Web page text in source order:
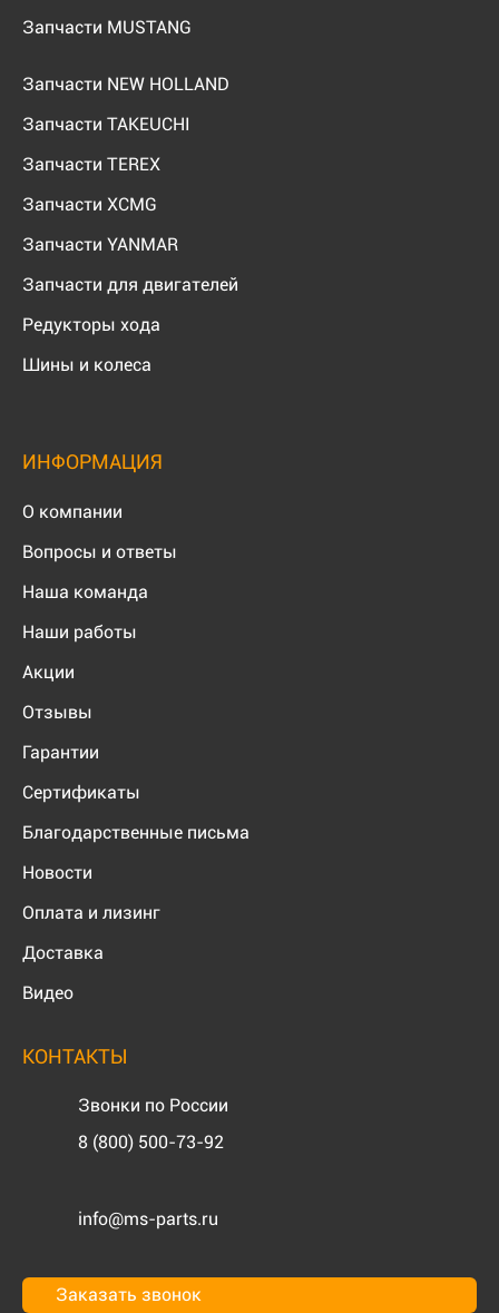
Запчасти MUSTANG
Запчасти NEW HOLLAND
Запчасти TAKEUCHI
Запчасти TEREX
Запчасти XCMG
Запчасти YANMAR
Запчасти для двигателей
Редукторы хода
Шины и колеса
ИНФОРМАЦИЯ
О компании
Вопросы и ответы
Наша команда
Наши работы
Акции
Отзывы
Гарантии
Сертификаты
Благодарственные письма
Новости
Оплата и лизинг
Доставка
Видео
КОНТАКТЫ
Звонки по России
8 (800) 500-73-92
info@ms-parts.ru
Заказать звонок